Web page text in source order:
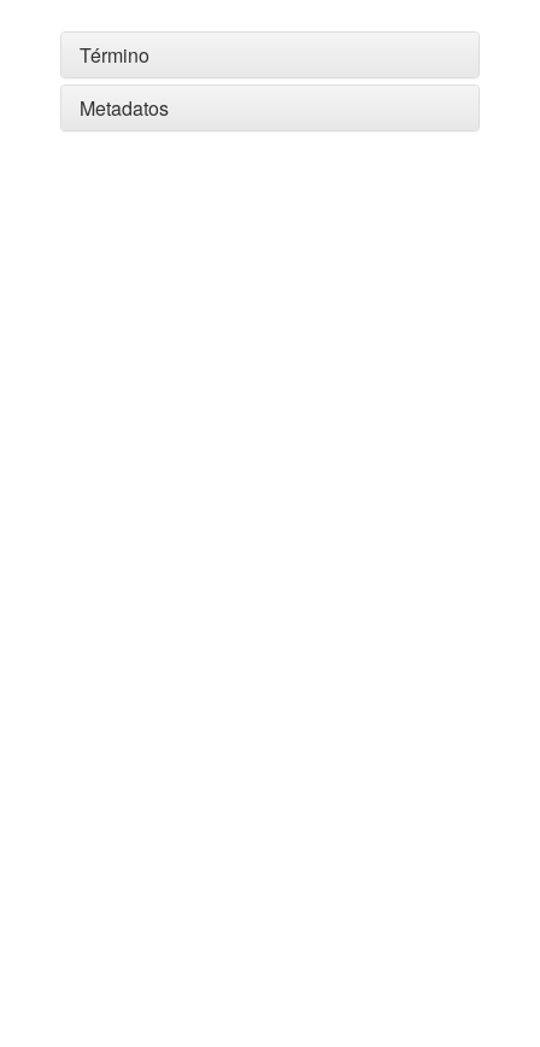
Término
Metadatos